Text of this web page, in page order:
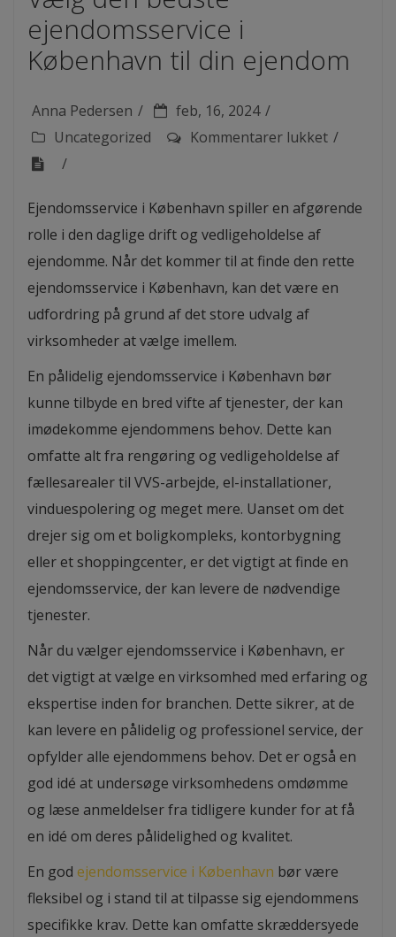
ejendomsservice i
København til din ejendom
Anna Pedersen
feb, 16, 2024
Uncategorized
Kommentarer lukket til
bedste
i
ejendom
Ejendomsservice i København spiller en afgørende
rolle i den daglige drift og vedligeholdelse af
ejendomme. Når det kommer til at finde den rette
ejendomsservice i København, kan det være en
udfordring på grund af det store udvalg af
virksomheder at vælge imellem.
En pålidelig ejendomsservice i København bør
kunne tilbyde en bred vifte af tjenester, der kan
imødekomme ejendommens behov. Dette kan
omfatte alt fra rengøring og vedligeholdelse af
fællesarealer til VVS-arbejde, el-installationer,
vinduespolering og meget mere. Uanset om det
drejer sig om et boligkompleks, kontorbygning
eller et shoppingcenter, er det vigtigt at finde en
ejendomsservice, der kan levere de nødvendige
tjenester.
Når du vælger ejendomsservice i København, er
det vigtigt at vælge en virksomhed med erfaring og
ekspertise inden for branchen. Dette sikrer, at de
kan levere en pålidelig og professionel service, der
opfylder alle ejendommens behov. Det er også en
god idé at undersøge virksomhedens omdømme
og læse anmeldelser fra tidligere kunder for at få
en idé om deres pålidelighed og kvalitet.
En god ejendomsservice i København bør være
fleksibel og i stand til at tilpasse sig ejendommens
specifikke krav. Dette kan omfatte skræddersyede